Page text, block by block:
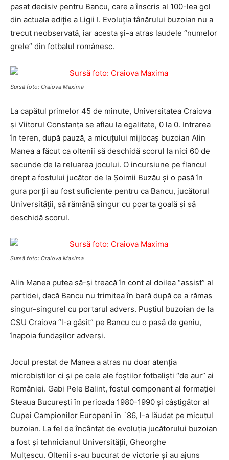
pasat decisiv pentru Bancu, care a înscris al 100-lea gol
din actuala ediţie a Ligii I. Evoluţia tânărului buzoian nu a
trecut neobservată, iar acesta şi-a atras laudele “numelor
grele” din fotbalul românesc.
Sursă foto: Craiova Maxima
La capătul primelor 45 de minute, Universitatea Craiova
şi Viitorul Constanţa se aflau la egalitate, 0 la 0. Intrarea
în teren, după pauză, a micuţului mijlocaş buzoian Alin
Manea a făcut ca oltenii să deschidă scorul la nici 60 de
secunde de la reluarea jocului. O incursiune pe flancul
drept a fostului jucător de la Şoimii Buzău şi o pasă în
gura porţii au fost suficiente pentru ca Bancu, jucătorul
Universităţii, să rămână singur cu poarta goală şi să
deschidă scorul.
Sursă foto: Craiova Maxima
Alin Manea putea să-şi treacă în cont al doilea “assist” al
partidei, dacă Bancu nu trimitea în bară după ce a rămas
singur-singurel cu portarul advers. Puştiul buzoian de la
CSU Craiova “l-a găsit” pe Bancu cu o pasă de geniu,
înapoia fundaşilor adverşi.
Jocul prestat de Manea a atras nu doar atenţia
microbiştilor ci şi pe cele ale foştilor fotbalişti “de aur” ai
României. Gabi Pele Balint, fostul component al formaţiei
Steaua Bucureşti în perioada 1980-1990 şi câştigător al
Cupei Campionilor Europeni în `86, l-a lăudat pe micuţul
buzoian. La fel de încântat de evoluţia jucătorului buzoian
a fost şi tehnicianul Universităţii, Gheorghe
Mulţescu. Oltenii s-au bucurat de victorie şi au ajuns